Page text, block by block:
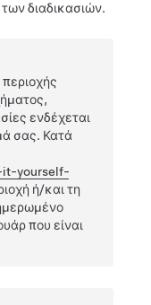
διαδικασιών.
περιοχής
ενδέχεται
σας. Κατά
it-yourself-
ή/και τη
που είναι